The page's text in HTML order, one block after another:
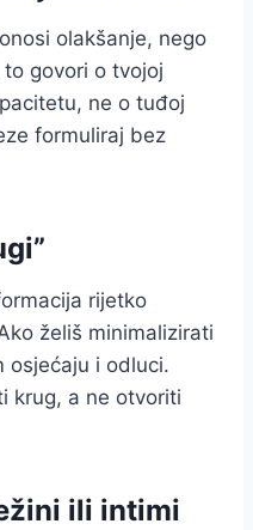
olakšanje, nego
govori o tvojoj
ne o tuđoj
formuliraj bez
rijetko
želiš minimalizirati
osjećaju i odluci.
krug, a ne otvoriti
ili intimi